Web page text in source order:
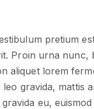
pretium
Proin urna nunc,
aliquet lorem
gravida, mattis
eu,